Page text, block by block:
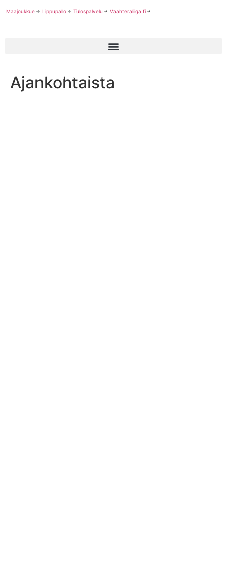
Maajoukkue Lippupallo Tulospalvelu Vaahteraliiga.fi
Ajankohtaista
Vaahteramalja XLV siirtyy sunnuntaille 8.9.2024